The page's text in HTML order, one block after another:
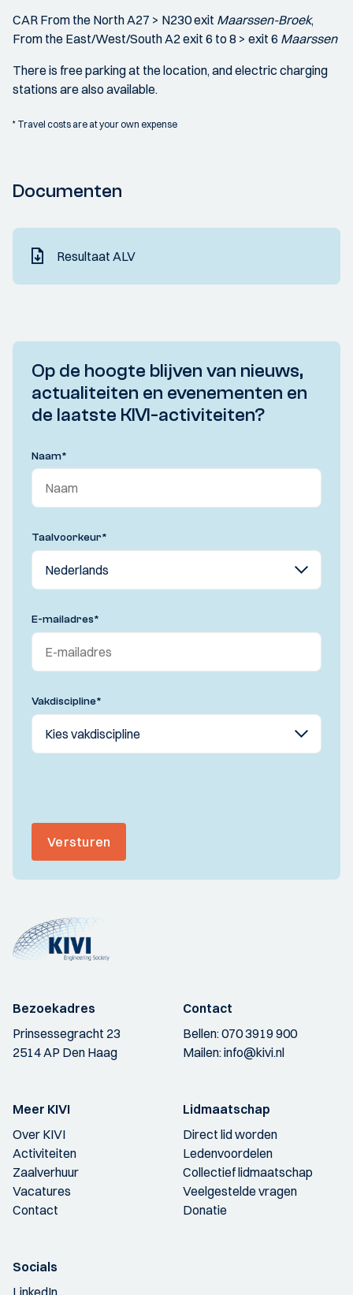
CAR From the North A27 > N230 exit Maarssen-Broek,
From the East/West/South A2 exit 6 to 8 > exit 6 Maarssen
There is free parking at the location, and electric charging
stations are also available.
* Travel costs are at your own expense
Documenten
Resultaat ALV
Op de hoogte blijven van nieuws,
actualiteiten en evenementen en
de laatste KIVI-activiteiten?
Naam*
Taalvoorkeur*
E-mailadres*
Vakdiscipline*
Versturen
Bezoekadres
Prinsessegracht 23
2514 AP Den Haag
Contact
Bellen:070 3919 900
Mailen:info@kivi.nl
Meer KIVI
Over KIVI
Activiteiten
Zaalverhuur
Vacatures
Contact
Lidmaatschap
Direct lid worden
Ledenvoordelen
Collectief lidmaatschap
Veelgestelde vragen
Donatie
Socials